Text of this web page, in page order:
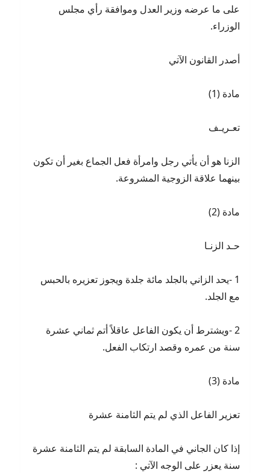
على ما عرضه وزير العدل وموافقة رأي مجلس
الوزراء.
أصدر القانون الآتي
مادة (1)
تعـريـف
الزنا هو أن يأتي رجل وامرأة فعل الجماع بغير أن تكون
بينهما علاقة الزوجية المشروعة.
مادة (2)
حـد الزنـا
1 -يحد الزاني بالجلد مائة جلدة ويجوز تعزيره بالحبس
مع الجلد.
2 -ويشترط أن يكون الفاعل عاقلاً أتم ثماني عشرة
سنة من عمره وقصد ارتكاب الفعل.
مادة (3)
تعزير الفاعل الذي لم يتم الثامنة عشرة
إذا كان الجاني في المادة السابقة لم يتم الثامنة عشرة
سنة يعزر على الوجه الآتي :